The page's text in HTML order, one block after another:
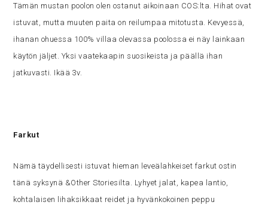
Tämän mustan poolon olen ostanut aikoinaan COS:lta. Hihat ovat
istuvat, mutta muuten paita on reilumpaa mitotusta. Kevyessä,
ihanan ohuessa 100% villaa olevassa poolossa ei näy lainkaan
käytön jäljet. Yksi vaatekaapin suosikeista ja päällä ihan
jatkuvasti. Ikää 3v.
Farkut
Nämä täydellisesti istuvat hieman leveälahkeiset farkut ostin
tänä syksynä &Other Storiesilta. Lyhyet jalat, kapea lantio,
kohtalaisen lihaksikkaat reidet ja hyvänkokoinen peppu